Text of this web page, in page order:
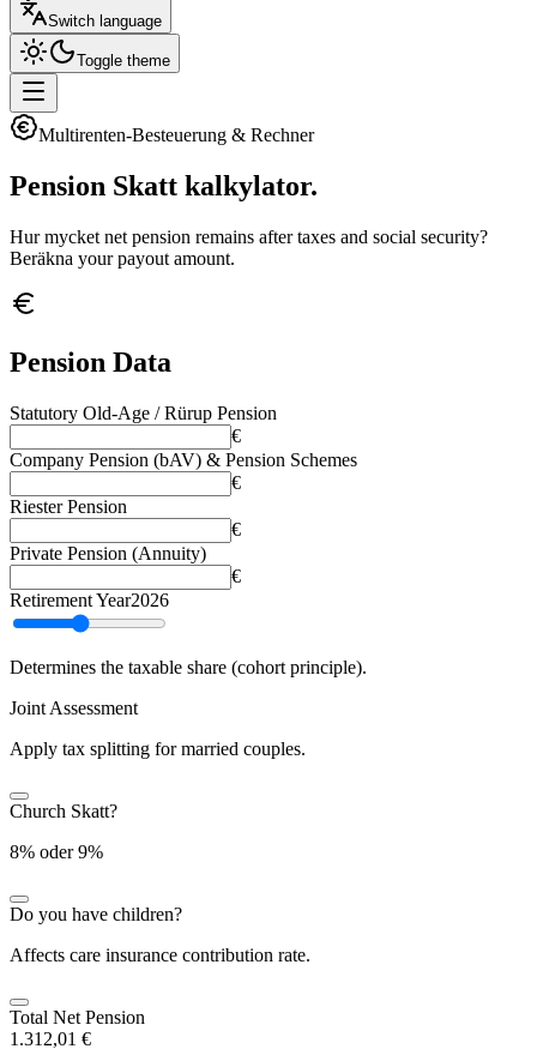
Switch language
Toggle theme
Multirenten-Besteuerung & Rechner
Pension Skatt kalkylator.
Hur mycket net pension remains after taxes and social security?
Beräkna your payout amount.
Pension Data
Statutory Old-Age / Rürup Pension
€
Company Pension (bAV) & Pension Schemes
€
Riester Pension
€
Private Pension (Annuity)
€
Retirement Year2026
Determines the taxable share (cohort principle).
Joint Assessment
Apply tax splitting for married couples.
Church Skatt?
8% oder 9%
Do you have children?
Affects care insurance contribution rate.
Total Net Pension
1.312,01 €